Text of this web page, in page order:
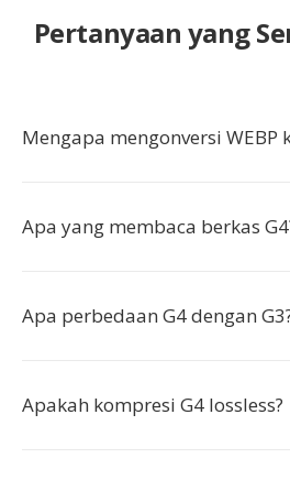
Pertanyaan yang
Mengapa mengonversi WEBP
Apa yang membaca berkas
Apa perbedaan G4 dengan
Apakah kompresi G4 lossless?